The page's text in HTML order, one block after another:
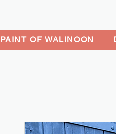
PAINT OF WALINOON